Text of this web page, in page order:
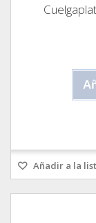
Añadir a la